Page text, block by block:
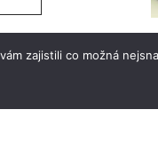
zajistili co možná